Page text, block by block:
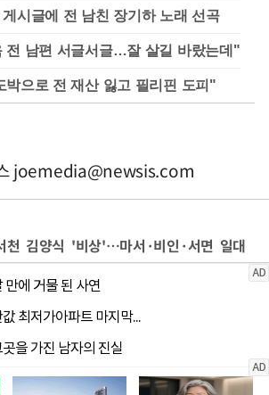
시글에 전 남친 장기하 노래 선곡
전 남편 서글서글…잘 살길 바랐는데"
박으로 전 재산 잃고 필리핀 도피"
joemedia@newsis.com
천 김양식 '비상'…마서·비인·서면 일대